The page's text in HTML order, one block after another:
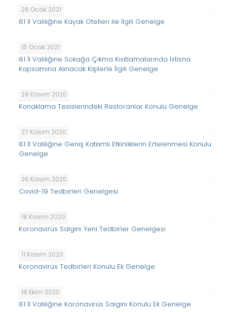
26 Ocak 2021
81 İl Valiliğine Kayak Otelleri ile İlgili Genelge
15 Ocak 2021
81 İl Valiliğine Sokağa Çıkma Kısıtlamalarında İstisna
Kapsamına Alınacak Kişilerle İlgili Genelge
28 Kasım 2020
Konaklama Tesislerindeki Restoranlar Konulu Genelge
27 Kasım 2020
81 İl Valiliğine Geniş Katılımlı Etkinliklerin Ertelenmesi Konulu
Genelge
26 Kasım 2020
Covid-19 Tedbirleri Genelgesi
18 Kasım 2020
Koronavirüs Salgını Yeni Tedbirler Genelgesi
11 Kasım 2020
Koronavirüs Tedbirleri Konulu Ek Genelge
18 Ekim 2020
81 İl Valiliğine Koronavirüs Salgını Konulu Ek Genelge